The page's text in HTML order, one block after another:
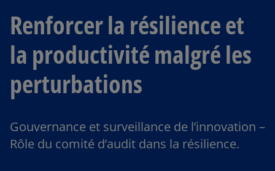
Renforcer la résilience et
la productivité malgré les
perturbations
Gouvernance et surveillance de l’innovation –
Rôle du comité d’audit dans la résilience.